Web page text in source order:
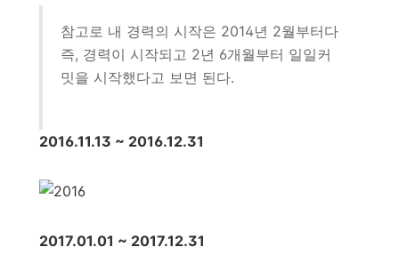
참고로 내 경력의 시작은 2014년 2월부터다
즉, 경력이 시작되고 2년 6개월부터 일일커
밋을 시작했다고 보면 된다.
2016.11.13 ~ 2016.12.31
2017.01.01 ~ 2017.12.31